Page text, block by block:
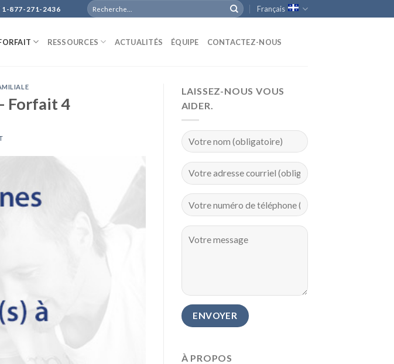
1-877-271-2436 Français
RESSOURCES ACTUALITÉS ÉQUIPE CONTACTEZ-NOUS
Forfait 4
LAISSEZ-NOUS VOUS
AIDER.
À PROPOS